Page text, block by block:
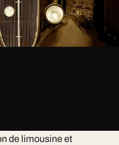
de limousine et